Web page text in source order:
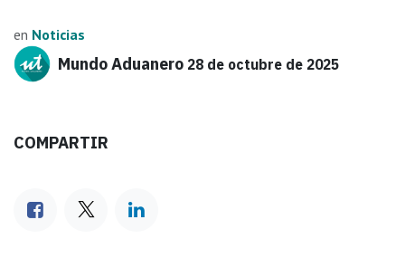
en Noticias
Mundo Aduanero 28 de octubre de 2025
COMPARTIR